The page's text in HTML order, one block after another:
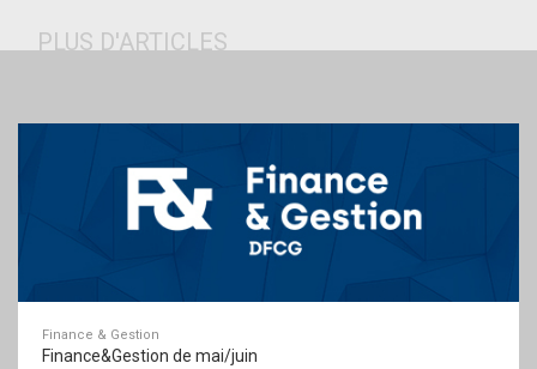
PLUS D'ARTICLES
Finance & Gestion
Finance&Gestion de mai/juin